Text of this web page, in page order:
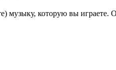
музыку, которую вы играете.